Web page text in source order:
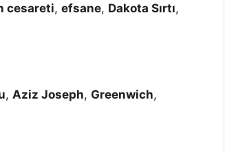
cesareti, efsane, Dakota Sırtı,
, Aziz Joseph, Greenwich,